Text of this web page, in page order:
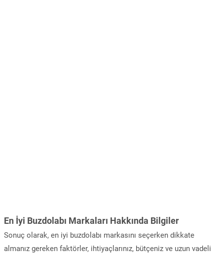
En İyi Buzdolabı Markaları Hakkında Bilgiler
Sonuç olarak, en iyi buzdolabı markasını seçerken dikkate
almanız gereken faktörler, ihtiyaçlarınız, bütçeniz ve uzun vadeli